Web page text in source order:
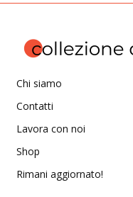
Chi siamo
Contatti
Lavora con noi
Shop
Rimani aggiornato!